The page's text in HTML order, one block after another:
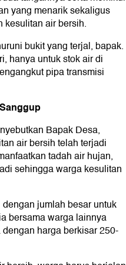
yang menarik sekaligus
kesulitan air bersih.
bukit yang terjal, bapak.
hanya untuk stok air di
pipa transmisi
Bapak Desa,
air bersih telah terjadi
tadah air hujan,
sehingga warga kesulitan
jumlah besar untuk
bersama warga lainnya
harga berkisar 250-